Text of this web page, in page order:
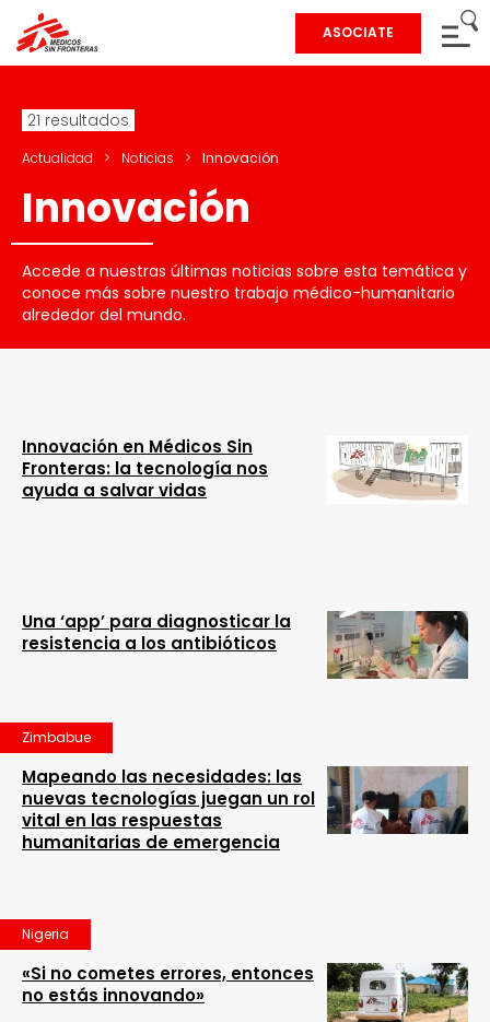
ASOCIATE
21 resultados
Actualidad > Noticias > Innovación
Innovación
Accede a nuestras últimas noticias sobre esta temática y
conoce más sobre nuestro trabajo médico-humanitario
alrededor del mundo.
Innovación en Médicos Sin
Fronteras: la tecnología nos
ayuda a salvar vidas
Una ‘app’ para diagnosticar la
resistencia a los antibióticos
Zimbabue
Mapeando las necesidades: las
nuevas tecnologías juegan un rol
vital en las respuestas
humanitarias de emergencia
Nigeria
«Si no cometes errores, entonces
no estás innovando»